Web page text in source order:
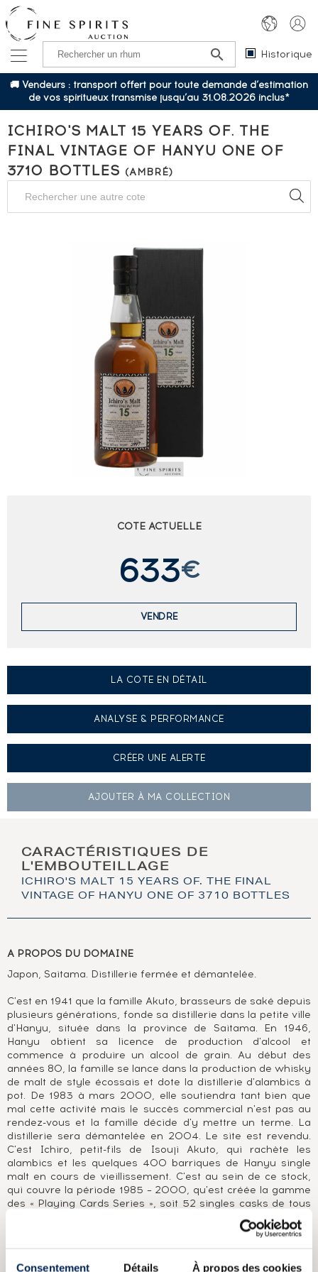
Consentement Détails À propos des cookies
Historique
🚚 Vendeurs : transport offert pour toute demande d’estimation
de vos spiritueux transmise jusqu’au 31.08.2026 inclus*
ICHIRO'S MALT 15 YEARS OF. THE
FINAL VINTAGE OF HANYU ONE OF
3710 BOTTLES (AMBRÉ)
COTE ACTUELLE
633€
VENDRE
LA COTE EN DÉTAIL
ANALYSE & PERFORMANCE
CRÉER UNE ALERTE
AJOUTER À MA COLLECTION
CARACTÉRISTIQUES DE
L'EMBOUTEILLAGE
ICHIRO'S MALT 15 YEARS OF. THE FINAL
VINTAGE OF HANYU ONE OF 3710 BOTTLES
A PROPOS DU DOMAINE
Japon, Saitama. Distillerie fermée et démantelée.
C'est en 1941 que la famille Akuto, brasseurs de saké depuis
plusieurs générations, fonde sa distillerie dans la petite ville
d'Hanyu, située dans la province de Saitama. En 1946,
Hanyu obtient sa licence de production d'alcool et
commence à produire un alcool de grain. Au début des
années 80, la famille se lance dans la production de whisky
de malt de style écossais et dote la distillerie d'alambics à
pot. De 1983 à mars 2000, elle soutiendra tant bien que
mal cette activité mais le succès commercial n'est pas au
rendez-vous et la famille décide d'y mettre un terme. La
distillerie sera démantelée en 2004. Le site est revendu.
C'est Ichiro, petit-fils de Isouji Akuto, qui rachète les
alambics et les quelques 400 barriques de Hanyu single
malt en cours de vieillissement. C'est au sein de ce stock,
qui couvre la période 1985 – 2000, qu'est créée la gamme
des « Playing Cards Series », soit 52 singles casks de tous
âges et vieillissements. Un jeu complet aujourd'hui avoisine
le million d'euros. Parallèlement, Ichiro vend de très